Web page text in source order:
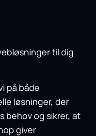
til dig
på både
løsninger, der
behov og sikrer, at
giver